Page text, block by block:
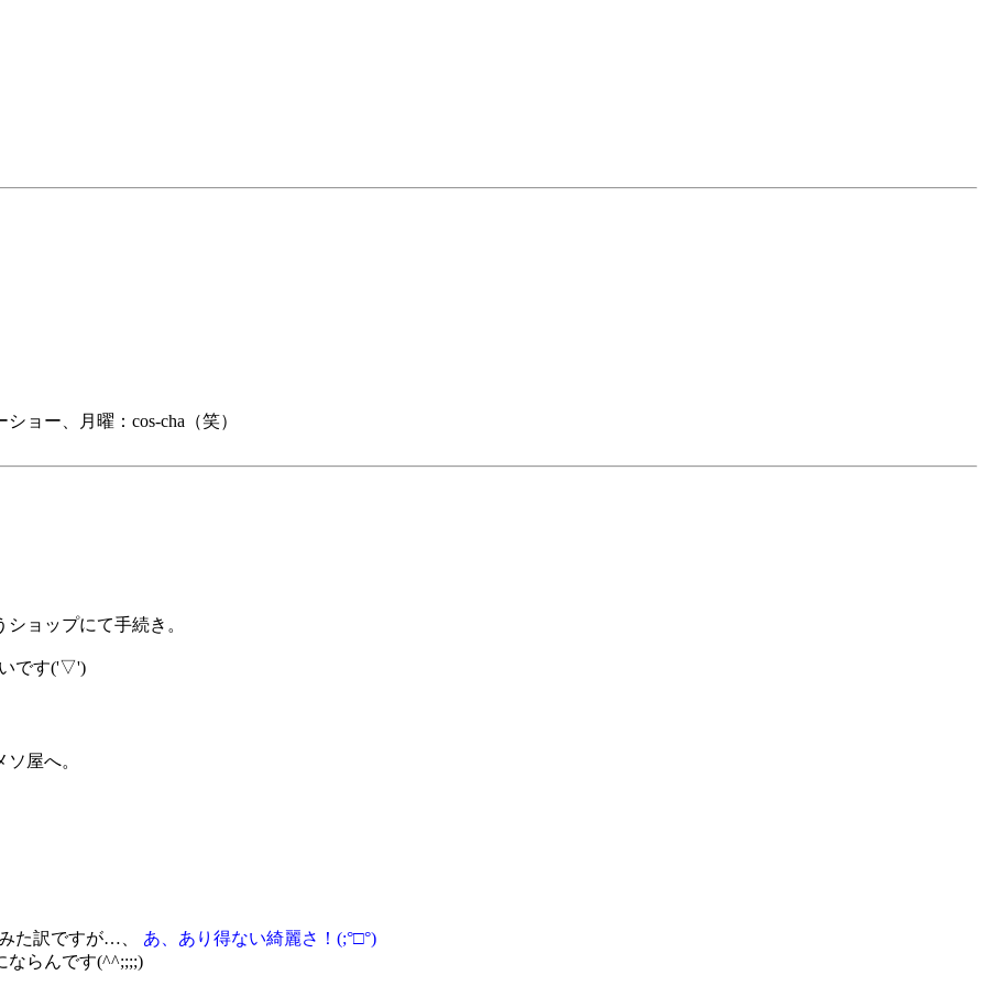
ョー、月曜：cos-cha（笑）
ョップにて手続き。
です('▽')
屋へ。
た訳ですが…、 あ、あり得ない綺麗さ！(;°□°)
ならんです(^^;;;;)